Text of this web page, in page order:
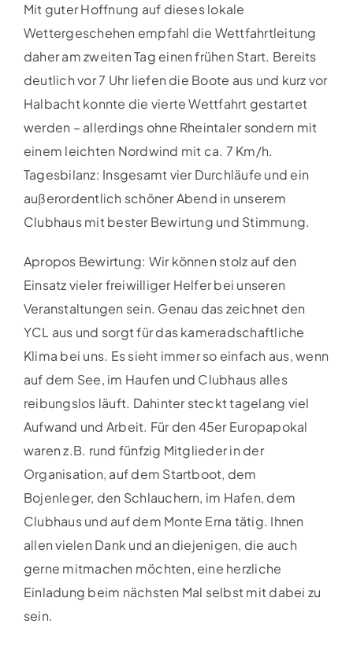
Mit guter Hoffnung auf dieses lokale
Wettergeschehen empfahl die Wettfahrtleitung
daher am zweiten Tag einen frühen Start. Bereits
deutlich vor 7 Uhr liefen die Boote aus und kurz vor
Halbacht konnte die vierte Wettfahrt gestartet
werden – allerdings ohne Rheintaler sondern mit
einem leichten Nordwind mit ca. 7 Km/h.
Tagesbilanz: Insgesamt vier Durchläufe und ein
außerordentlich schöner Abend in unserem
Clubhaus mit bester Bewirtung und Stimmung.
Apropos Bewirtung: Wir können stolz auf den
Einsatz vieler freiwilliger Helfer bei unseren
Veranstaltungen sein. Genau das zeichnet den
YCL aus und sorgt für das kameradschaftliche
Klima bei uns. Es sieht immer so einfach aus, wenn
auf dem See, im Haufen und Clubhaus alles
reibungslos läuft. Dahinter steckt tagelang viel
Aufwand und Arbeit. Für den 45er Europapokal
waren z.B. rund fünfzig Mitglieder in der
Organisation, auf dem Startboot, dem
Bojenleger, den Schlauchern, im Hafen, dem
Clubhaus und auf dem Monte Erna tätig. Ihnen
allen vielen Dank und an diejenigen, die auch
gerne mitmachen möchten, eine herzliche
Einladung beim nächsten Mal selbst mit dabei zu
sein.